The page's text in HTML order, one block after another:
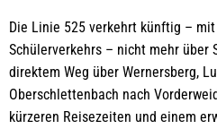
Die Linie 525 verkehrt künftig –
Schülerverkehrs – nicht mehr über
direktem Weg über Wernersberg,
Oberschlettenbach nach
kürzeren Reisezeiten und einem